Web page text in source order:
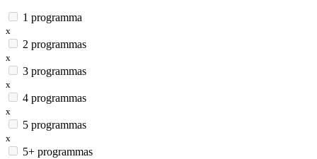
1 programma
x
2 programmas
x
3 programmas
x
4 programmas
x
5 programmas
x
5+ programmas